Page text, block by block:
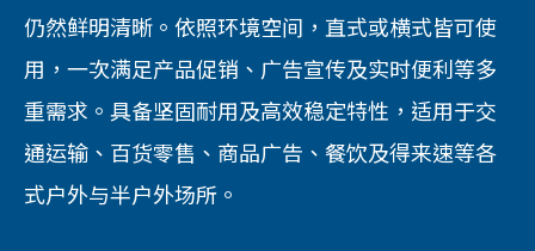
仍然鲜明清晰。依照环境空间，直式或横式皆可使
用，一次满足产品促销、广告宣传及实时便利等多
重需求。具备坚固耐用及高效稳定特性，适用于交
通运输、百货零售、商品广告、餐饮及得来速等各
式户外与半户外场所。